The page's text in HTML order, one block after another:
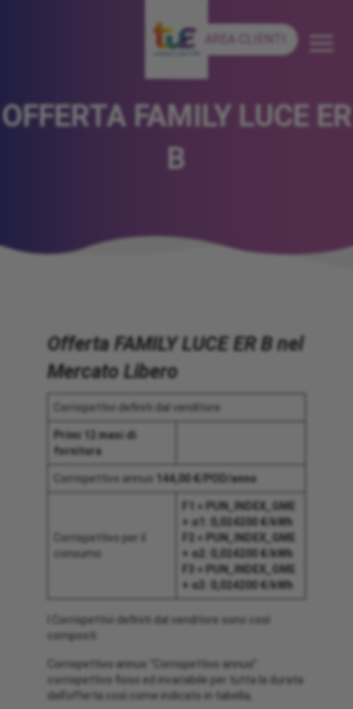
OFFERTA FAMILY LUCE ER
B
Offerta FAMILY LUCE ER B nel
Mercato Libero
Corrispettivi definiti dal venditore
Primi 12 mesi di
fornitura
Corrispettivo annuo 144,00 €/POD/anno
Corrispettivo per il
consumo
F1 = PUN_INDEX_GME
+ α1: 0,024200 €/kWh
F2 = PUN_INDEX_GME
+ α2: 0,024200 €/kWh
F3 = PUN_INDEX_GME
+ α3: 0,024200 €/kWh
I Corrispettivi definiti dal venditore sono così
composti:
Corrispettivo annuo “Corrispettivo annuo”:
corrispettivo fisso ed invariabile per tutta la durata
dell’offerta così come indicato in tabella;